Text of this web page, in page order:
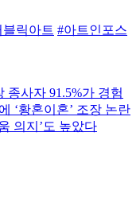
블릭아트 #아트인포스
종사자 91.5%가 경험
‘황혼이혼’ 조장 논란
의지’도 높았다